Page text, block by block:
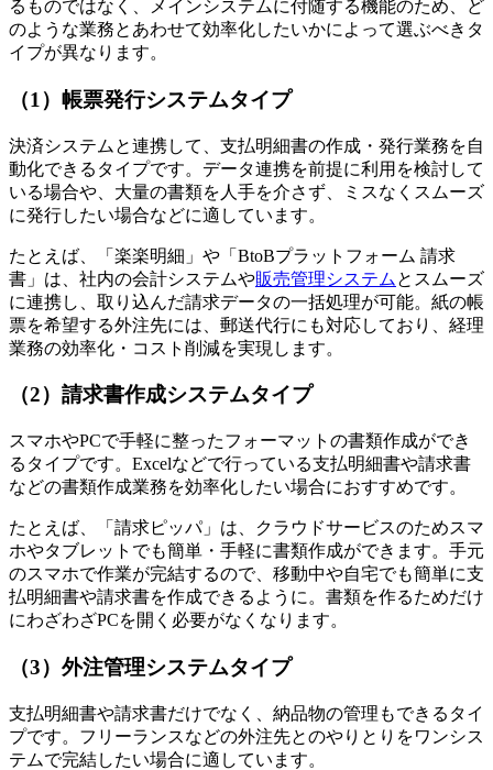
るものではなく、メインシステムに付随する機能のため、ど
のような業務とあわせて効率化したいかによって選ぶべきタ
イプが異なります。
（1）帳票発行システムタイプ
決済システムと連携して、支払明細書の作成・発行業務を自
動化できるタイプです。データ連携を前提に利用を検討して
いる場合や、大量の書類を人手を介さず、ミスなくスムーズ
に発行したい場合などに適しています。
たとえば、「楽楽明細」や「BtoBプラットフォーム 請求
書」は、社内の会計システムや販売管理システム とスムーズ
に連携し、取り込んだ請求データの一括処理が可能。紙の帳
票を希望する外注先には、郵送代行にも対応しており、経理
業務の効率化・コスト削減を実現します。
（2）請求書作成システムタイプ
スマホやPCで手軽に整ったフォーマットの書類作成ができ
るタイプです。Excelなどで行っている支払明細書や請求書
などの書類作成業務を効率化したい場合におすすめです。
たとえば、「請求ピッパ」は、クラウドサービスのためスマ
ホやタブレットでも簡単・手軽に書類作成ができます。手元
のスマホで作業が完結するので、移動中や自宅でも簡単に支
払明細書や請求書を作成できるように。書類を作るためだけ
にわざわざPCを開く必要がなくなります。
（3）外注管理システムタイプ
支払明細書や請求書だけでなく、納品物の管理もできるタイ
プです。フリーランスなどの外注先とのやりとりをワンシス
テムで完結したい場合に適しています。